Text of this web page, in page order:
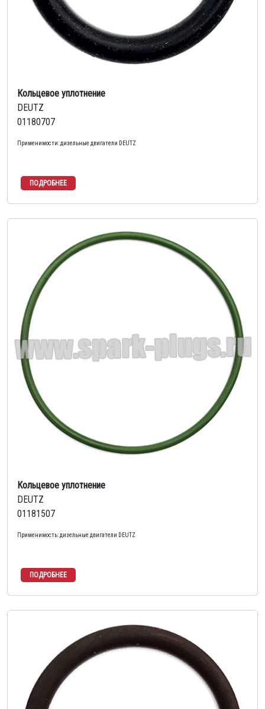
Кольцевое уплотнение
DEUTZ
01180707
Применимости: дизельные двигатели DEUTZ
Кольцевое уплотнение
DEUTZ
01181507
Применимость: дизельные двигатели DEUTZ